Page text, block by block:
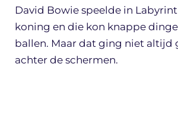
David Bowie speelde in
koning en die kon knappe
ballen. Maar dat ging niet altijd
achter de schermen.